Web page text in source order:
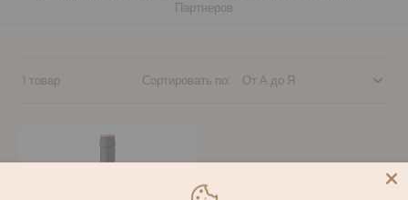
Партнеров
1 товар Сортировать по: